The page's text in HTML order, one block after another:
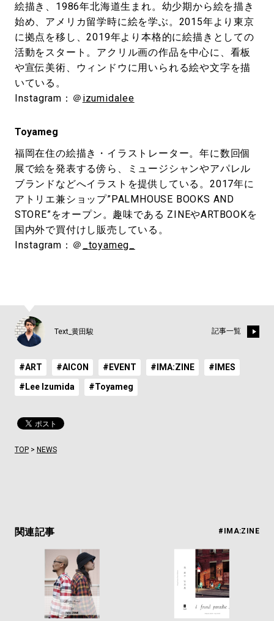
絵描き、1986年北海道生まれ。幼少期から絵を描き
始め、アメリカ留学時に絵を学ぶ。2015年より東京
に拠点を移し、2019年より本格的に絵描きとしての
活動をスタート。アクリル画の作品を中心に、看板
や宣伝美術、ウィンドウに用いられる絵や文字を描
いている。
Instagram：＠ izumidalee
Toyameg
福岡在住の絵描き・イラストレーター。年に数回個
展で絵を発表する傍ら、ミュージシャンやアパレル
ブランドなどへイラストを提供している。2017年に
アトリエ兼ショップ”PALMHOUSE BOOKS AND
STORE”をオープン。趣味である ZINEやARTBOOKを
国内外で買付けし販売している。
Instagram：＠
_toyameg_
Text_黄田駿 記事一覧
#ART #AICON #EVENT #IMA:ZINE #IMES
#Lee Izumida #Toyameg
TOP> NEWS
関連記事 #IMA:ZINE